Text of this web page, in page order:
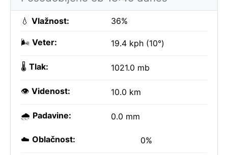
💧 Vlažnost: 36%
🌬️ Veter: 19.4 kph (10°)
🌡️ Tlak: 1021.0 mb
👁️ Videnost: 10.0 km
🌧️ Padavine: 0.0 mm
☁️ Oblačnost: 0%